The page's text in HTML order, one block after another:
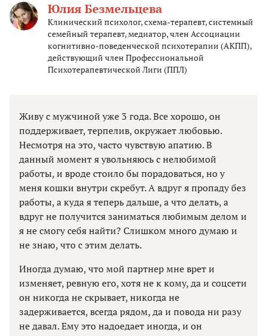
Юлия Безмельцева
Клинический психолог, схема-терапевт, системный
семейный терапевт, медиатор, член Ассоциации
когнитивно-поведенческой психотерапии (АКПП),
действующий член Профессиональной
Психотерапевтической Лиги (ППЛ)
Живу с мужчиной уже 3 года. Все хорошо, он
поддерживает, терпелив, окружает любовью.
Несмотря на это, часто чувствую апатию. В
данный момент я увольняюсь с нелюбимой
работы, и вроде стоило бы порадоваться, но у
меня кошки внутри скребут. А вдруг я пропаду без
работы, а куда я теперь дальше, а что делать, а
вдруг не получится заниматься любимым делом и
я не смогу себя найти? Слишком много думаю и
не знаю, что с этим делать.
Иногда думаю, что мой партнер мне врет и
изменяет, ревную его, хотя не к кому, да и соцсети
он никогда не скрывает, никогда не
задерживается, всегда рядом, да и повода ни разу
не давал. Ему это надоедает иногда, и он